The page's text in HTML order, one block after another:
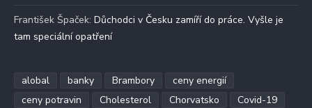
František Špaček: Důchodci v Česku zamíří do práce. Vyšle je
tam speciální opatření
alobal banky Brambory
ceny energií
ceny potravin
Cholesterol Chorvatsko
Covid-19